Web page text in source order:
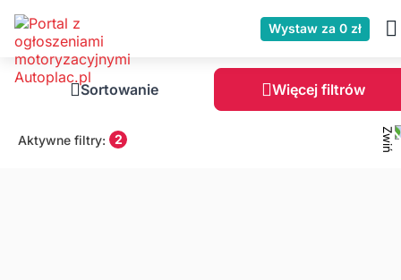
Wystaw za 0 zł
Sortowanie Więcej filtrów
Aktywne filtry: 2